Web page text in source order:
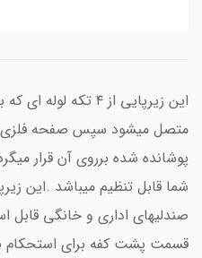
این زیرپایی از ۴
متصل میشود سپس صفحه
پوشانده شده برروی آن قرار
شما قابل تنظیم میباشد .این
صندلیهای اداری و خانگی
قسمت پشت کفه برای استحکام